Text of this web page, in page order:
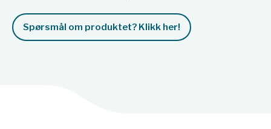
Spørsmål om produktet? Klikk her!